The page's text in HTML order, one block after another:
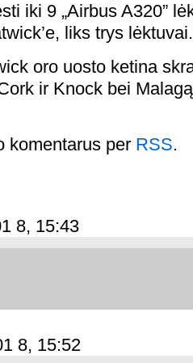
iki 9 „Airbus A320”
liks trys lėktuvai.
oro uosto ketina
ir Knock bei
komentarus per RSS.
8, 15:43
8, 15:52